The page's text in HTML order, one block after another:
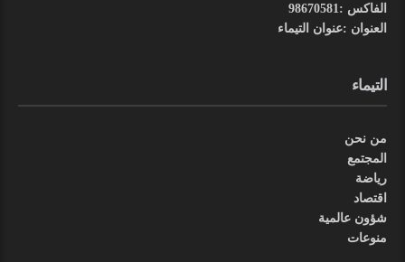
الفاكس :98670581
العنوان :عنوان التيماء
التيماء
من نحن
المجتمع
رياضة
اقتصاد
شؤون عالمية
منوعات